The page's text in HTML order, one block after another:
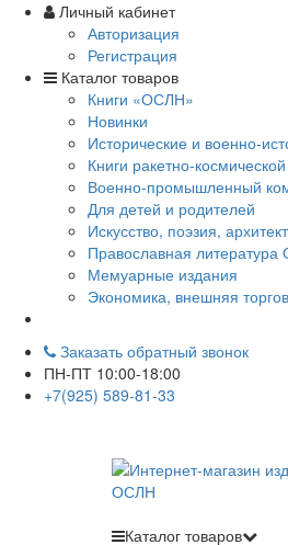
Личный кабинет
Авторизация
Регистрация
Каталог товаров
Книги «ОСЛН»
Новинки
Исторические и военно-
Книги ракетно-
Военно-промышленный
Для детей и родителей
Искусство, поэзия,
Православная
Мемуарные издания
Экономика, внешняя
Заказать обратный звонок
ПН-ПТ 10:00-18:00
+7(925) 589-81-33
Каталог товаров